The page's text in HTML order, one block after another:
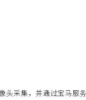
头采集，并通过宝马服